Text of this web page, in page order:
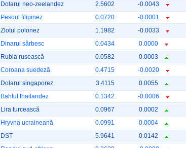
Dolarul neo-zeelandez 2.5602 -0.0043
Pesoul filipinez 0.0720 -0.0001
Zlotul polonez 1.1982 -0.0033
Dinarul sârbesc 0.0434 0.0000
Rubla rusească 0.0582 0.0003
Coroana suedeză 0.4715 -0.0020
Dolarul singaporez 3.4115 0.0055
Bahtul thailandez 0.1342 -0.0006
Lira turcească 0.0967 0.0002
Hryvna ucraineană 0.0991 0.0004
DST 5.9641 0.0142